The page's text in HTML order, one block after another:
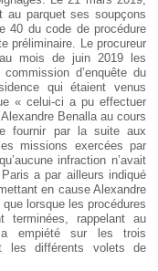
au parquet ses soupçons
40 du code de procédure
préliminaire. Le procureur
mois de juin 2019 les
d’enquête du
qui étaient venus
« celui-ci a pu effectuer
Benalla au cours
fournir par la suite aux
missions exercées par
infraction n’avait
a par ailleurs indiqué
en cause Alexandre
lorsque les procédures
terminées, rappelant au
a empiété sur les trois
les différents volets de